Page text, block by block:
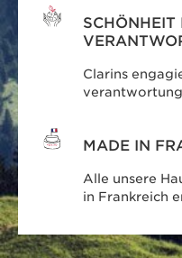
SCHÖNHEIT
Clarins
MADE IN
Alle unsere
in Frankreich